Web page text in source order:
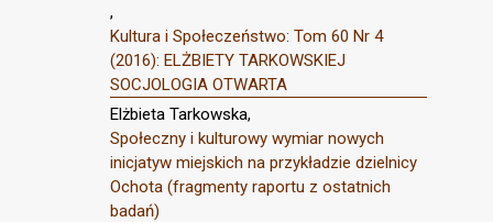
,
Kultura i Społeczeństwo: Tom 60 Nr 4
(2016): ELŻBIETY TARKOWSKIEJ
SOCJOLOGIA OTWARTA
Elżbieta Tarkowska,
Społeczny i kulturowy wymiar nowych
inicjatyw miejskich na przykładzie dzielnicy
Ochota (fragmenty raportu z ostatnich
badań)